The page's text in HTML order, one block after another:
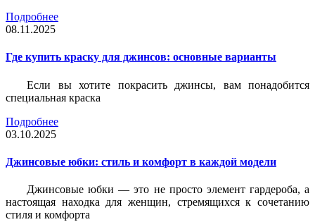
Подробнее
08.11.2025
Где купить краску для джинсов: основные варианты
Если вы хотите покрасить джинсы, вам понадобится
специальная краска
Подробнее
03.10.2025
Джинсовые юбки: стиль и комфорт в каждой модели
Джинсовые юбки — это не просто элемент гардероба, а
настоящая находка для женщин, стремящихся к сочетанию
стиля и комфорта